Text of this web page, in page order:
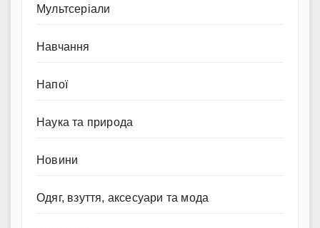
Мультсеріали
Навчання
Напої
Наука та природа
Новини
Одяг, взуття, аксесуари та мода